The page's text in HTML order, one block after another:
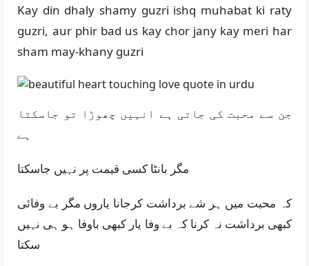
Kay din dhaly shamy guzri ishq muhabat ki raty
guzri, aur phir bad us kay chor jany kay meri har
sham may-khany guzri
جن سے محبت کی جاتی ہے انہیں چھوڑا تو جاسکتا
کہ محبت میں ہر شے برداشت کرجانا یاروں مگر بے وفائی
کبھی برداشت نہ کرنا کہ بے وفا یار کبھی باوفا ہو ہی نہیں
سکتا